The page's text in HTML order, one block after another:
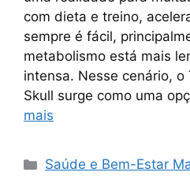
com dieta e treino,
sempre é fácil,
metabolismo está mais
intensa. Nesse cenário, o
Skull surge como uma
mais
Categorias
Saúde e Bem-Estar